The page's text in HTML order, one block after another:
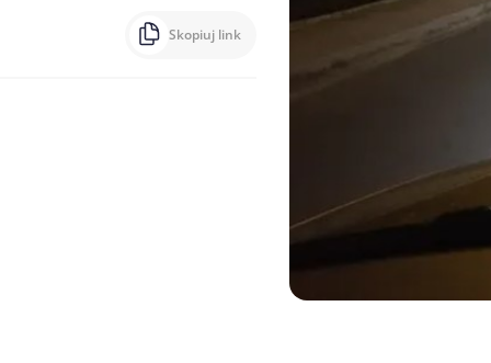
Skopiuj link